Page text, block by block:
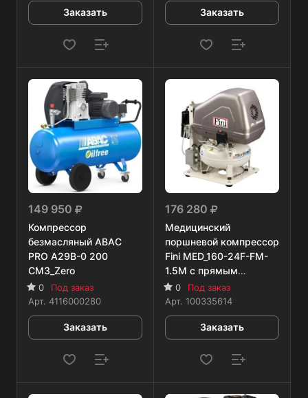
Заказать Заказать
149 950
Компрессор
безмасляный ABAC
PRO A29B-0 200
CM3_Zero
0
Под заказ
Арт. 4116000280
Заказать
176 280
Медицинский
поршневой компрессор
Fini MED_160-24F-FM-
1.5M с прямым
приводом
0
Под заказ
Арт. 100335614
Заказать